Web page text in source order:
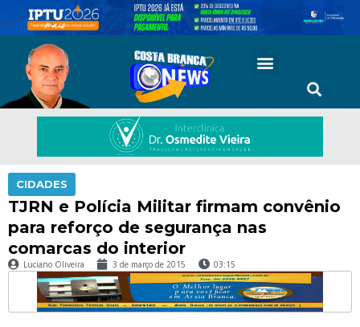
CIDADES
TJRN e Polícia Militar firmam convênio
para reforço de segurança nas
comarcas do interior
Luciano Oliveira 3 de março de 2015 03:15